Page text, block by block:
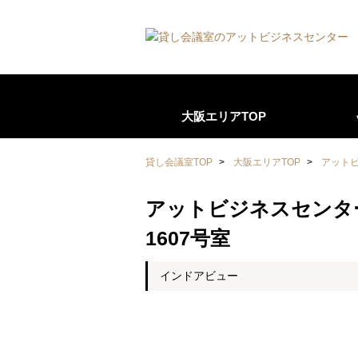
大阪エリアTOP
貸し会議室TOP > 大阪エリアTOP > アット
アットビジネスセン
1607号室
インドアビュー